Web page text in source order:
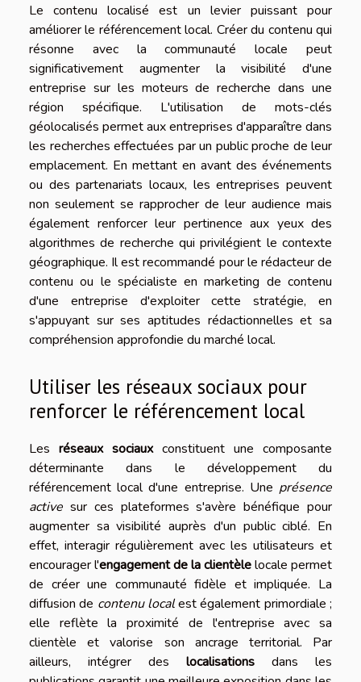
Le contenu localisé est un levier puissant pour
améliorer le référencement local. Créer du contenu qui
résonne avec la communauté locale peut
significativement augmenter la visibilité d'une
entreprise sur les moteurs de recherche dans une
région spécifique. L'utilisation de mots-clés
géolocalisés permet aux entreprises d'apparaître dans
les recherches effectuées par un public proche de leur
emplacement. En mettant en avant des événements
ou des partenariats locaux, les entreprises peuvent
non seulement se rapprocher de leur audience mais
également renforcer leur pertinence aux yeux des
algorithmes de recherche qui privilégient le contexte
géographique. Il est recommandé pour le rédacteur de
contenu ou le spécialiste en marketing de contenu
d'une entreprise d'exploiter cette stratégie, en
s'appuyant sur ses aptitudes rédactionnelles et sa
compréhension approfondie du marché local.
Utiliser les réseaux sociaux pour
renforcer le référencement local
Les réseaux sociauxconstituent une composante
déterminante dans le développement du
référencement local d'une entreprise. Une présence
active sur ces plateformes s'avère bénéfique pour
augmenter sa visibilité auprès d'un public ciblé. En
effet, interagir régulièrement avec les utilisateurs et
encourager l'engagement de la clientèlelocale permet
de créer une communauté fidèle et impliquée. La
diffusion de contenu localest également primordiale ;
elle reflète la proximité de l'entreprise avec sa
clientèle et valorise son ancrage territorial. Par
ailleurs, intégrer des localisations dans les